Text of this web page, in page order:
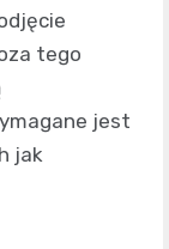
tego
jest
jak